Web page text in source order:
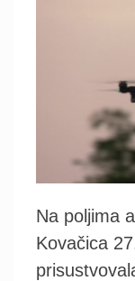
Na poljima
Kovačica